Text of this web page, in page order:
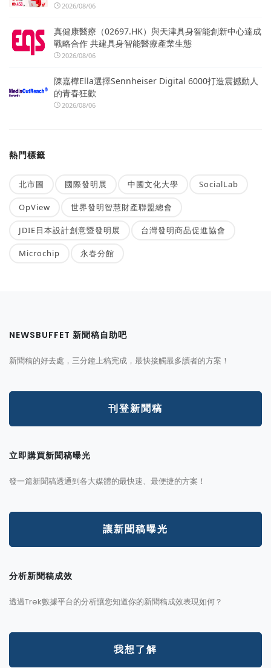
2026/08/06
真健康醫療（02697.HK）與天津具身智能創新中心達成
戰略合作 共建具身智能醫療產業生態
2026/08/06
陳嘉樺Ella選擇Sennheiser Digital 6000打造震撼動人
的青春狂歡
2026/08/06
熱門標籤
北市圖 國際發明展 中國文化大學 SocialLab
OpView 世界發明智慧財產聯盟總會
JDIE日本設計創意暨發明展 台灣發明商品促進協會
Microchip 永春分館
NEWSBUFFET 新聞稿自助吧
新聞稿的好去處，三分鐘上稿完成，最快接觸最多讀者的方案！
刊登新聞稿
立即購買新聞稿曝光
發一篇新聞稿透通到各大媒體的最快速、最便捷的方案！
讓新聞稿曝光
分析新聞稿成效
透過Trek數據平台的分析讓您知道你的新聞稿成效表現如何？
我想了解